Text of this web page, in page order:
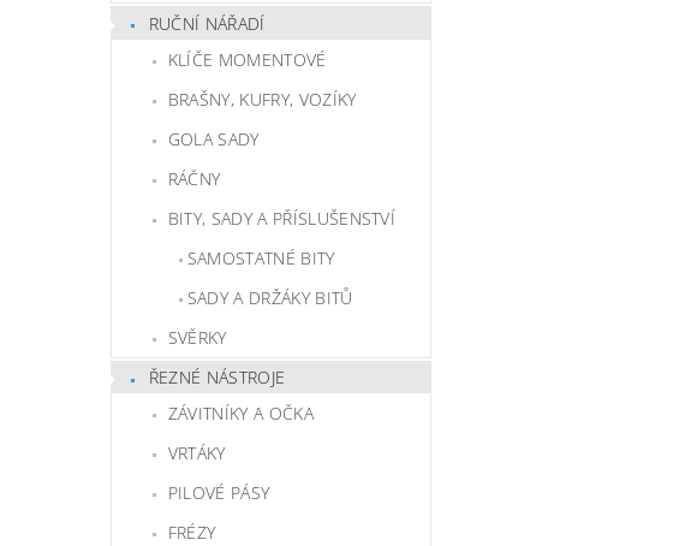
RUČNÍ NÁŘADÍ
KLÍČE MOMENTOVÉ
BRAŠNY, KUFRY, VOZÍKY
GOLA SADY
RÁČNY
BITY, SADY A PŘÍSLUŠENSTVÍ
SAMOSTATNÉ BITY
SADY A DRŽÁKY BITŮ
SVĚRKY
ŘEZNÉ NÁSTROJE
ZÁVITNÍKY A OČKA
VRTÁKY
PILOVÉ PÁSY
FRÉZY